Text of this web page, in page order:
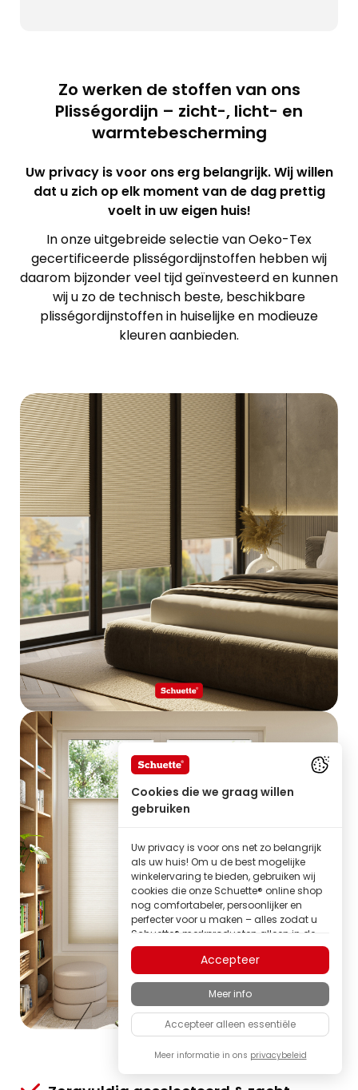
Zo werken de stoffen van ons
Plisségordijn – zicht-, licht- en
warmtebescherming
Uw privacy is voor ons erg belangrijk. Wij willen
dat u zich op elk moment van de dag prettig
voelt in uw eigen huis!
In onze uitgebreide selectie van Oeko-Tex
gecertificeerde plisségordijnstoffen hebben wij
daarom bijzonder veel tijd geïnvesteerd en kunnen
wij u zo de technisch beste, beschikbare
plisségordijnstoffen in huiselijke en modieuze
kleuren aanbieden.
Cookies die we graag willen
gebruiken
Uw privacy is voor ons net zo belangrijk
als uw huis! Om u de best mogelijke
winkelervaring te bieden, gebruiken wij
cookies die onze Schuette® online shop
nog comfortabeler, persoonlijker en
perfecter voor u maken – alles zodat u
Schuette® merkproducten alleen in de
beste kwaliteit kunt ontdekken.
Sommige van deze cookies zijn
noodzakelijk om onze Schuette® shop
betrouwbaar te laten functioneren;
andere stellen ons in staat om inhoud
en advertenties af te stemmen op uw
interesses, of om volledig anoniem
inzicht te krijgen in het bezoekersgedrag.
Als familiebedrijf hechten wij veel
Accepteer
Meer info
Accepteer alleen essentiële
Meer informatie in ons privacybeleid